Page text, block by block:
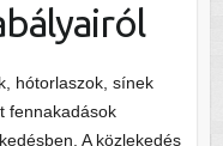
hótorlaszok, sínek
fennakadások
A közlekedés